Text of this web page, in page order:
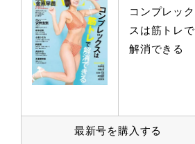
コンプレック
スは筋トレで
解消できる
最新号を購入する